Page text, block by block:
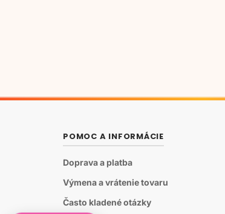
POMOC A INFORMÁCIE
Doprava a platba
Výmena a vrátenie tovaru
Často kladené otázky